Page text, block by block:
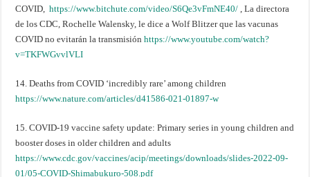
COVID,https://www.bitchute.com/video/S6Qe3vFmNE40/ , La directora
de los CDC, Rochelle Walensky, le dice a Wolf Blitzer que las vacunas
COVID no evitarán la transmisiónhttps://www.youtube.com/watch?
v=TKFWGvvlVLI
14. Deaths from COVID ‘incredibly rare’ among children
https://www.nature.com/articles/d41586-021-01897-w
15. COVID-19 vaccine safety update: Primary series in young children and
booster doses in older children and adults
https://www.cdc.gov/vaccines/acip/meetings/downloads/slides-2022-09-
01/05-COVID-Shimabukuro-508.pdf